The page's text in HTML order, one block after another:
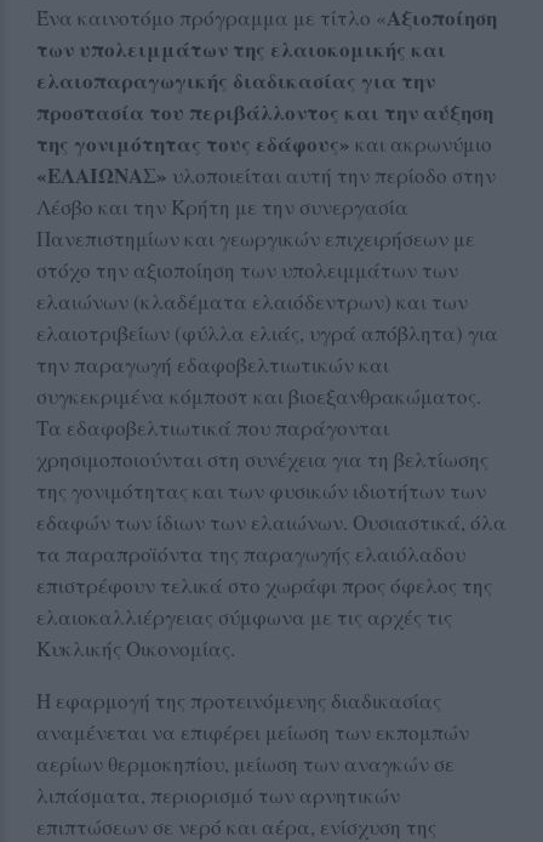
Ένα καινοτόμο πρόγραμμα με τίτλο «Αξιοποίηση
των υπολειμμάτων της ελαιοκομικής και
ελαιοπαραγωγικής διαδικασίας για την
προστασία του περιβάλλοντος και την αύξηση
της γονιμότητας τους εδάφους» και ακρωνύμιο
«ΕΛΑΙΩΝΑΣ» υλοποιείται αυτή την περίοδο στην
Λέσβο και την Κρήτη με την συνεργασία
Πανεπιστημίων και γεωργικών επιχειρήσεων με
στόχο την αξιοποίηση των υπολειμμάτων των
ελαιώνων (κλαδέματα ελαιόδεντρων) και των
ελαιοτριβείων (φύλλα ελιάς, υγρά απόβλητα) για
την παραγωγή εδαφοβελτιωτικών και
συγκεκριμένα κόμποστ και βιοεξανθρακώματος.
Τα εδαφοβελτιωτικά που παράγονται
χρησιμοποιούνται στη συνέχεια για τη βελτίωσης
της γονιμότητας και των φυσικών ιδιοτήτων των
εδαφών των ίδιων των ελαιώνων. Ουσιαστικά, όλα
τα παραπροϊόντα της παραγωγής ελαιόλαδου
επιστρέφουν τελικά στο χωράφι προς όφελος της
ελαιοκαλλιέργειας σύμφωνα με τις αρχές τις
Κυκλικής Οικονομίας.
Η εφαρμογή της προτεινόμενης διαδικασίας
αναμένεται να επιφέρει μείωση των εκπομπών
αερίων θερμοκηπίου, μείωση των αναγκών σε
λιπάσματα, περιορισμό των αρνητικών
επιπτώσεων σε νερό και αέρα, ενίσχυση της